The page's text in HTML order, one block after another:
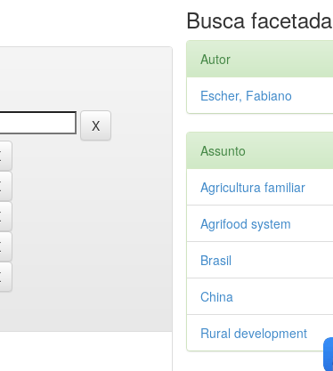
Busca facetada
Autor
Escher, Fabiano
Assunto
Agricultura familiar
Agrifood system
Brasil
China
Rural development